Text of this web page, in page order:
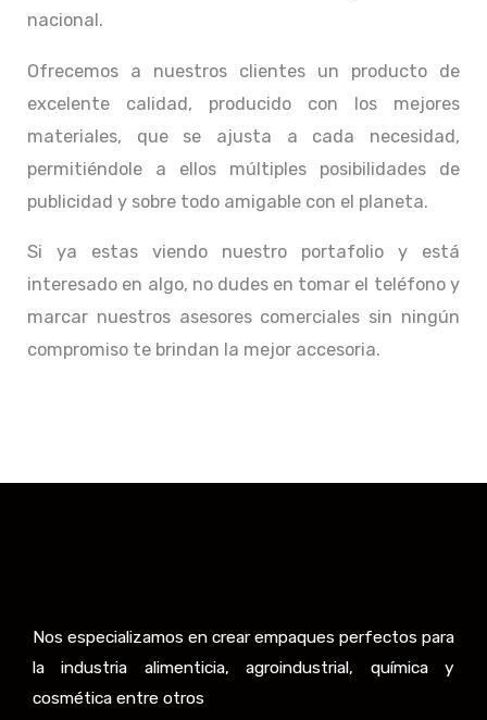
nacional.
Ofrecemos a nuestros clientes un producto de
excelente calidad, producido con los mejores
materiales, que se ajusta a cada necesidad,
permitiéndole a ellos múltiples posibilidades de
publicidad y sobre todo amigable con el planeta.
Si ya estas viendo nuestro portafolio y está
interesado en algo, no dudes en tomar el teléfono y
marcar nuestros asesores comerciales sin ningún
compromiso te brindan la mejor accesoria.
Nos especializamos en crear empaques perfectos para
la industria alimenticia, agroindustrial, química y
cosmética entre otros